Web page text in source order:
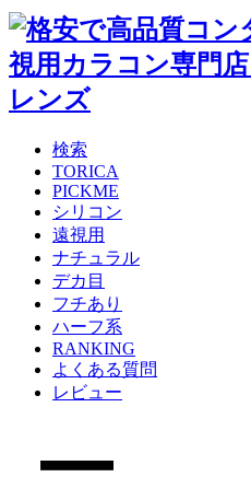
検索
TORICA
PICKME
シリコン
遠視用
ナチュラル
デカ目
フチあり
ハーフ系
RANKING
よくある質問
レビュー